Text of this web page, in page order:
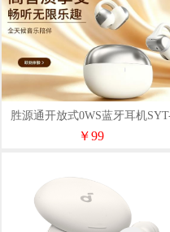
胜源通开放式0WS蓝牙耳机
A08
￥99